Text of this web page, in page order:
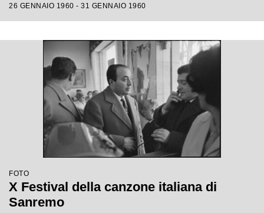
26 GENNAIO 1960 - 31 GENNAIO 1960
FOTO
X Festival della canzone italiana di
Sanremo